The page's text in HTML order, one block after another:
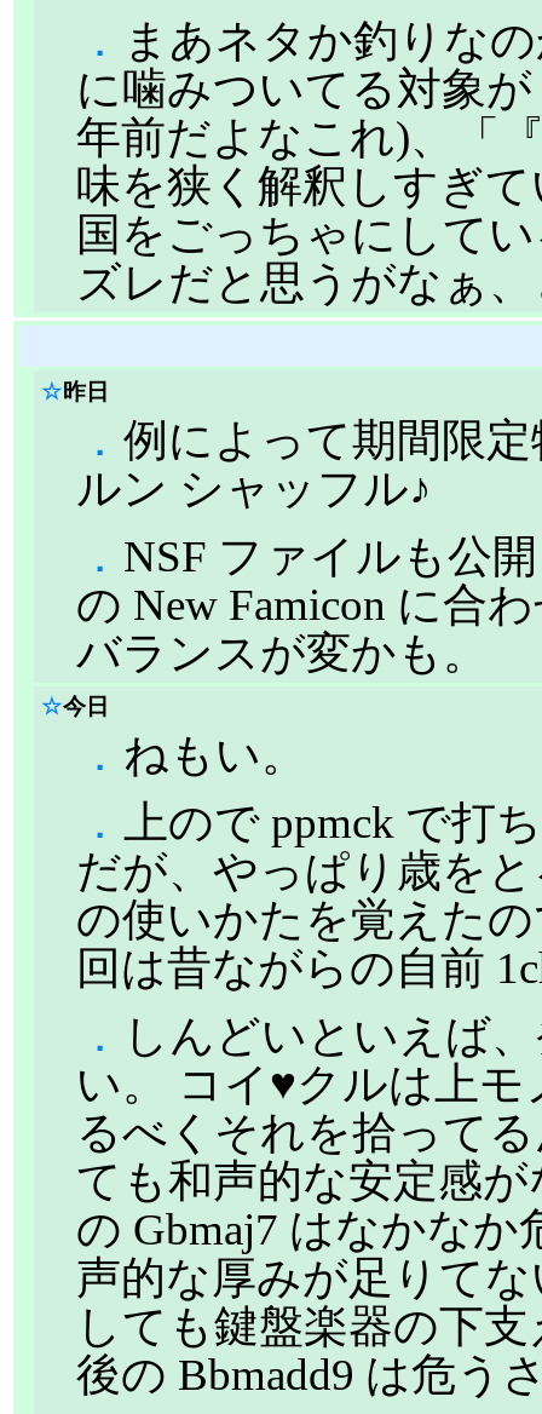
． まあネタか釣りな
に噛みついてる対象が
年前だよなこれ)、「
味を狭く解釈しすぎ
国をごっちゃにして
ズレだと思うがなぁ
☆昨日
． 例によって期間限
ルン シャッフル♪
． NSF ファイルも公
の New Famicon に合
バランスが変かも。
☆今日
． ねもい。
．
上ので ppmck で打
だが、やっぱり歳を
の使いかたを覚えた
回は昔ながらの自前
．
しんどいといえば
い。 コイ♥クルは上
るべくそれを拾って
ても和声的な安定感
の Gbmaj7 はなかな
声的な厚みが足りて
しても鍵盤楽器の下
後の Bbmadd9 は危う